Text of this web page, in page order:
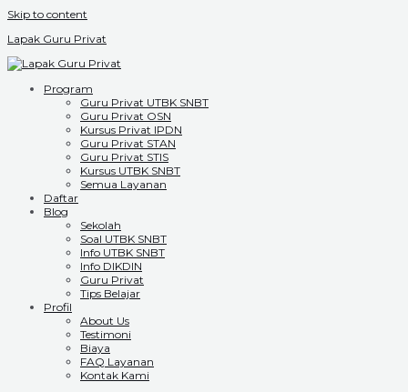
Skip to content
Lapak Guru Privat
Program
Guru Privat UTBK SNBT
Guru Privat OSN
Kursus Privat IPDN
Guru Privat STAN
Guru Privat STIS
Kursus UTBK SNBT
Semua Layanan
Daftar
Blog
Sekolah
Soal UTBK SNBT
Info UTBK SNBT
Info DIKDIN
Guru Privat
Tips Belajar
Profil
About Us
Testimoni
Biaya
FAQ Layanan
Kontak Kami